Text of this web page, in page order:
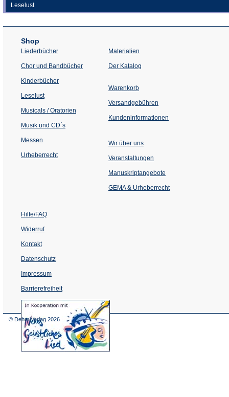
Leselust
Shop
Liederbücher
Chor und Bandbücher
Kinderbücher
Leselust
Musicals / Oratorien
Musik und CD´s
Messen
Urheberrecht
Materialien
Der Katalog
Warenkorb
Versandgebühren
Kundeninformationen
Wir über uns
Veranstaltungen
einem
Tab)
Manuskriptangebote
GEMA & Urheberrecht
Hilfe/FAQ
Widerruf
Kontakt
Datenschutz
Impressum
Barrierefreiheit
(Öffnet
in
© Dehm Verlag 2026